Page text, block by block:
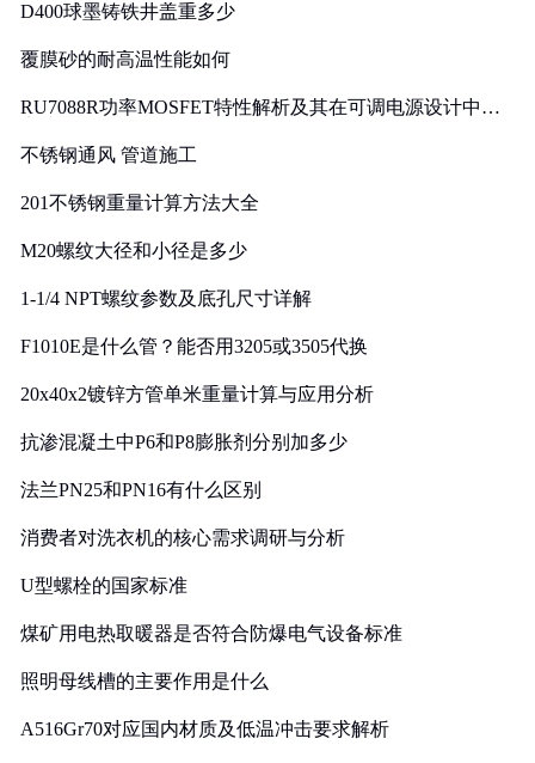
D400球墨铸铁井盖重多少
覆膜砂的耐高温性能如何
RU7088R功率MOSFET特性解析及其在可调电源设计中的
不锈钢通风 管道施工
201不锈钢重量计算方法大全
M20螺纹大径和小径是多少
1-1/4 NPT螺纹参数及底孔尺寸详解
F1010E是什么管？能否用3205或3505代换
20x40x2镀锌方管单米重量计算与应用分析
抗渗混凝土中P6和P8膨胀剂分别加多少
法兰PN25和PN16有什么区别
消费者对洗衣机的核心需求调研与分析
U型螺栓的国家标准
煤矿用电热取暖器是否符合防爆电气设备标准
照明母线槽的主要作用是什么
A516Gr70对应国内材质及低温冲击要求解析